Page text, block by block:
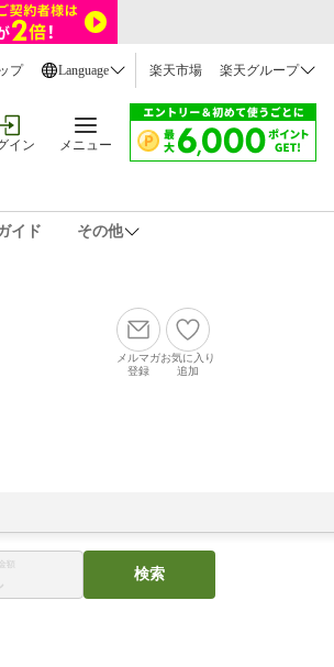
プ Language 楽天市場 楽天グループ
イン メニュー
イド その他
メルマガ
登録
お気に入り
追加
額
検索